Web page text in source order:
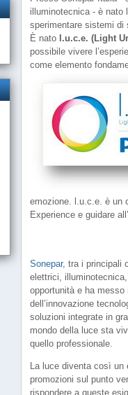
illuminotecnica - è nato
sperimentare sistemi di
È nato l.u.c.e. (Light
possibile vivere
come elemento
emozione. l.u.c.e. è un
Experience e guidare
Sonepar, tra i principali
elettrici,
opportunità e ha
dell’innovazione
soluzioni integrate in
mondo della luce sta
quello professionale.
La luce diventa così un
promozioni sul punto
rispondere a queste